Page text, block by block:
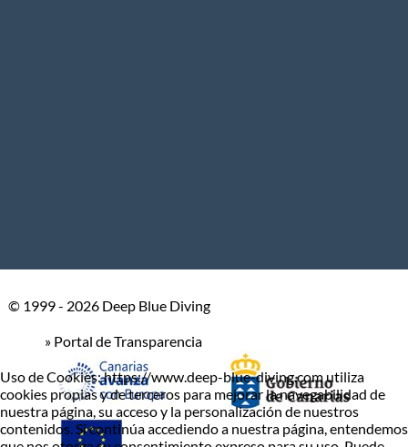
© 1999 - 2026 Deep Blue Diving
» Portal de Transparencia
Uso de Cookies: https://www.deep-blue-diving.com utiliza
cookies propias y de terceros para mejorar la navegabilidad de
nuestra página, su acceso y la personalización de nuestros
contenidos. Si continúa accediendo a nuestra página, entendemos